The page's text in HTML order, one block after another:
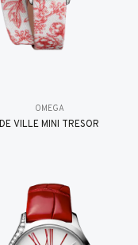
OMEGA
DE VILLE MINI TRÉSOR